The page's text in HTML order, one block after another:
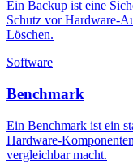
Ein Backup ist eine
Schutz vor Hardware-
Löschen.
Software
Benchmark
Ein Benchmark ist ein
Hardware-
vergleichbar macht.